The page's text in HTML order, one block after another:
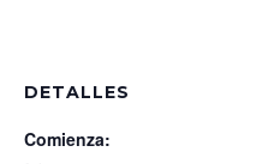
DETALLES
Comienza: